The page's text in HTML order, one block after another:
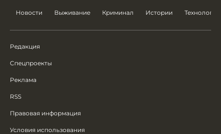
Новости Выживание Криминал Истории Технологии
Редакция
Спецпроекты
Реклама
RSS
Правовая информация
Условия использования